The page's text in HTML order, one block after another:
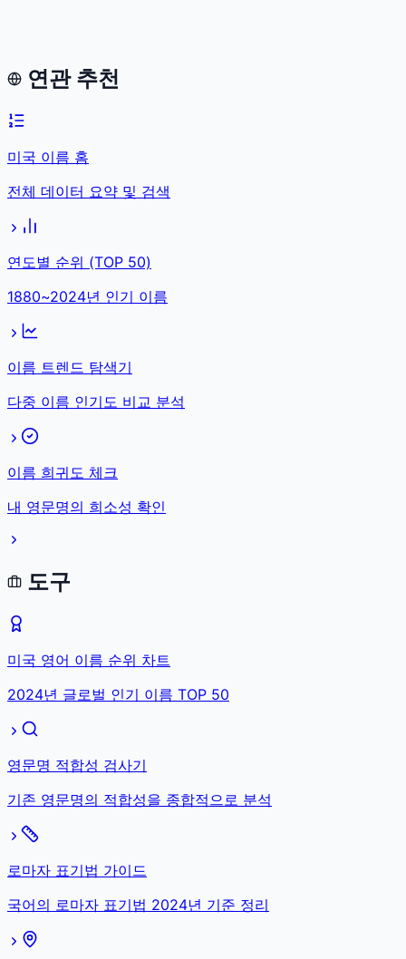
연관 추천
미국 이름 홈
전체 데이터 요약 및 검색
연도별 순위 (TOP 50)
1880~2024년 인기 이름
이름 트렌드 탐색기
다중 이름 인기도 비교 분석
이름 희귀도 체크
내 영문명의 희소성 확인
도구
미국 영어 이름 순위 차트
2024년 글로벌 인기 이름 TOP 50
영문명 적합성 검사기
기존 영문명의 적합성을 종합적으로 분석
로마자 표기법 가이드
국어의 로마자 표기법 2024년 기준 정리